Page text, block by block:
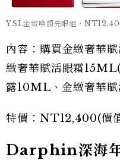
YSL金緻喚顏亮眼組，
內容：購買金緻奢華
緻奢華賦活眼霜
露10ML、金緻奢華
特價：NT12,400(價
Darphin深海